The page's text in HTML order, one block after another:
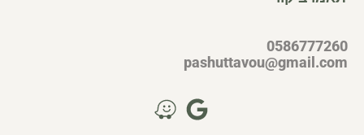
0586777260
pashuttavou@gmail.com